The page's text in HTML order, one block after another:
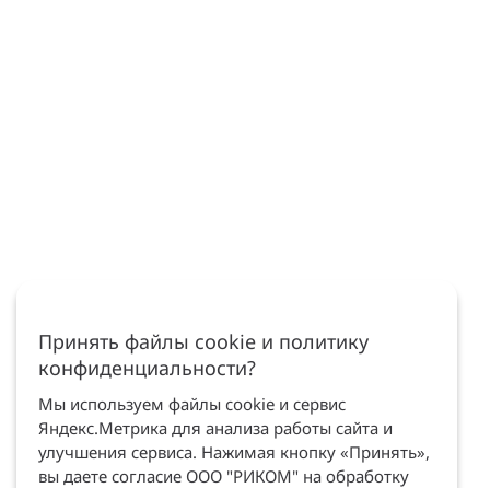
Принять файлы cookie и политику
конфиденциальности?
Мы используем файлы cookie и сервис
Яндекс.Метрика для анализа работы сайта и
улучшения сервиса. Нажимая кнопку «Принять»,
вы даете согласие ООО "РИКОМ" на обработку